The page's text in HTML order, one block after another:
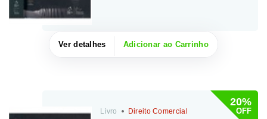
Ver detalhes Adicionar ao Carrinho
20%
OFF
Livro Direito Comercial